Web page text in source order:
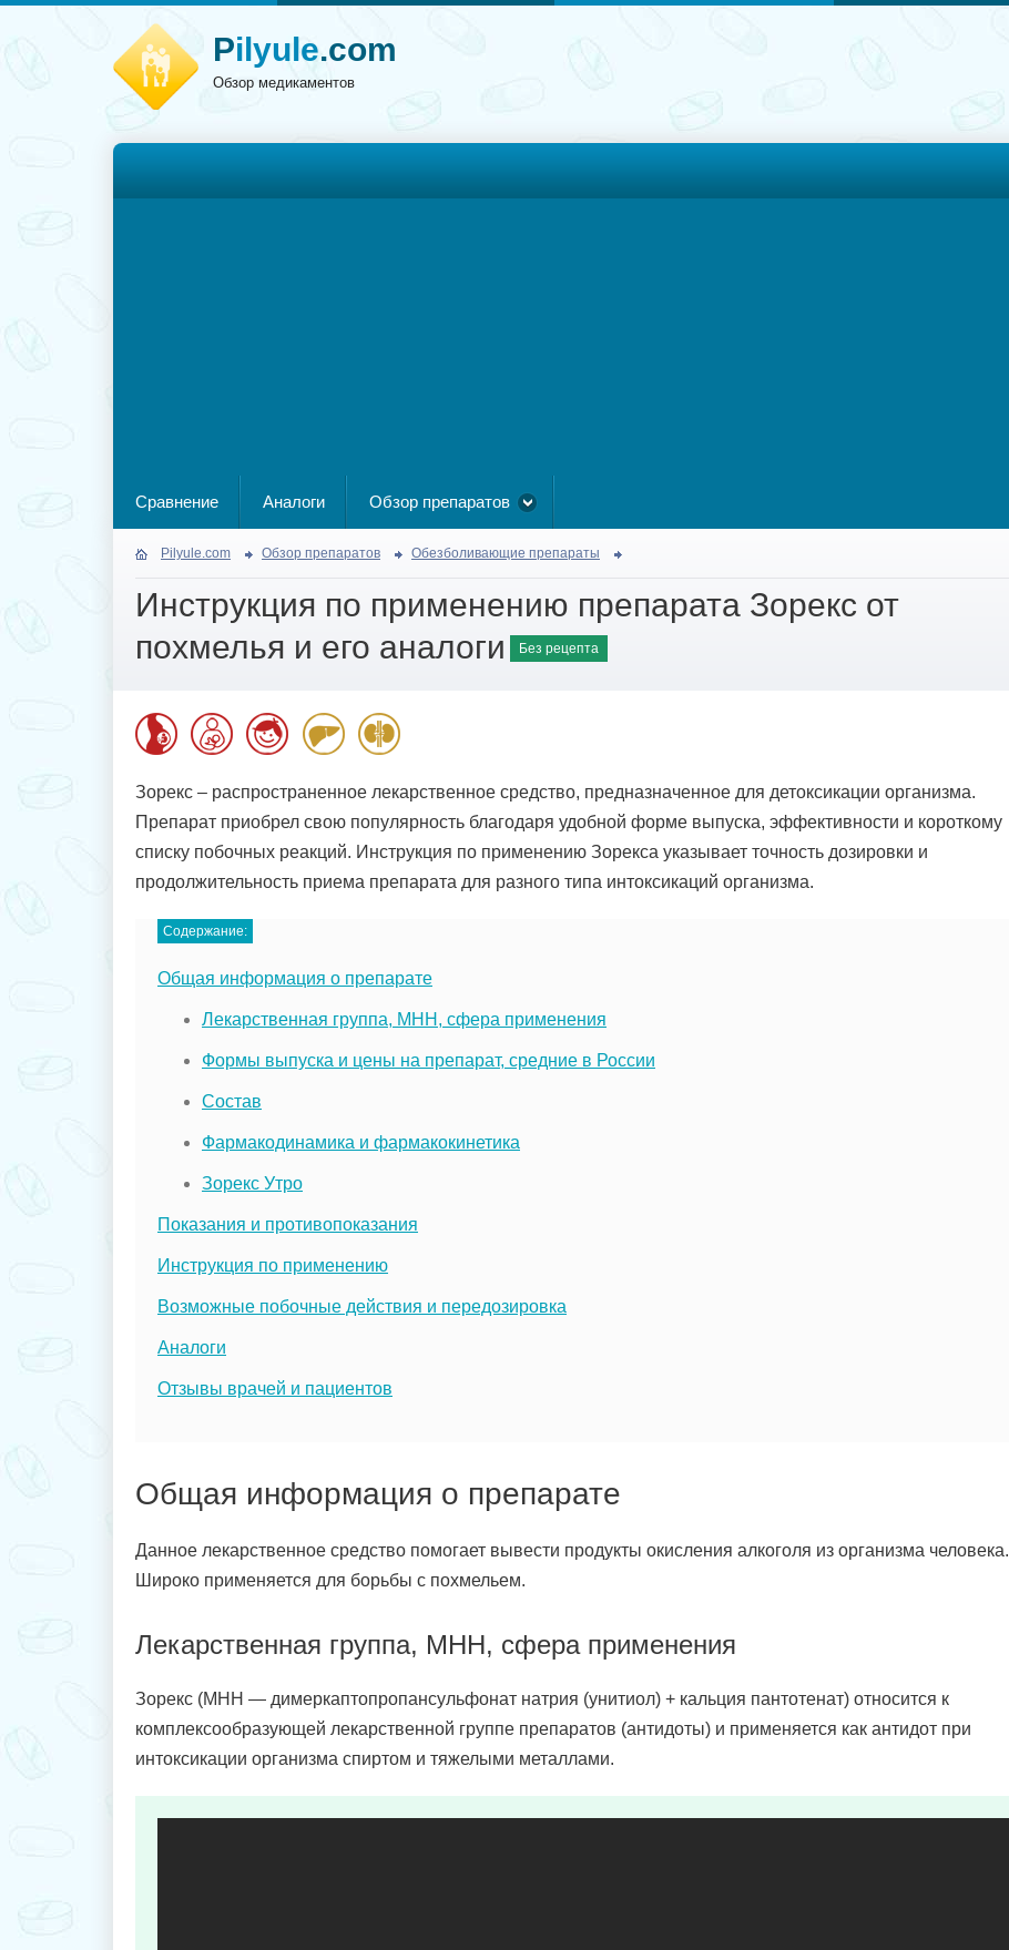
Pilyule.com
Обзор медикаментов
Сравнение Аналоги Обзор препаратов
Pilyule.com Обзор препаратов Обезболивающие препараты
Инструкция по применению препарата Зорекс от
похмелья и его аналоги
Без рецепта
Зорекс – распространенное лекарственное средство, предназначенное для детоксикации организма.
Препарат приобрел свою популярность благодаря удобной форме выпуска, эффективности и короткому
списку побочных реакций. Инструкция по применению Зорекса указывает точность дозировки и
продолжительность приема препарата для разного типа интоксикаций организма.
Содержание:
Общая информация о препарате
Лекарственная группа, МНН, сфера применения
Формы выпуска и цены на препарат, средние в России
Состав
Фармакодинамика и фармакокинетика
Зорекс Утро
Показания и противопоказания
Инструкция по применению
Возможные побочные действия и передозировка
Аналоги
Отзывы врачей и пациентов
Общая информация о препарате
Данное лекарственное средство помогает вывести продукты окисления алкоголя из организма человека.
Широко применяется для борьбы с похмельем.
Лекарственная группа, МНН, сфера применения
Зорекс (МНН — димеркаптопропансульфонат натрия (унитиол) + кальция пантотенат) относится к
комплексообразующей лекарственной группе препаратов (антидоты) и применяется как антидот при
интоксикации организма спиртом и тяжелыми металлами.